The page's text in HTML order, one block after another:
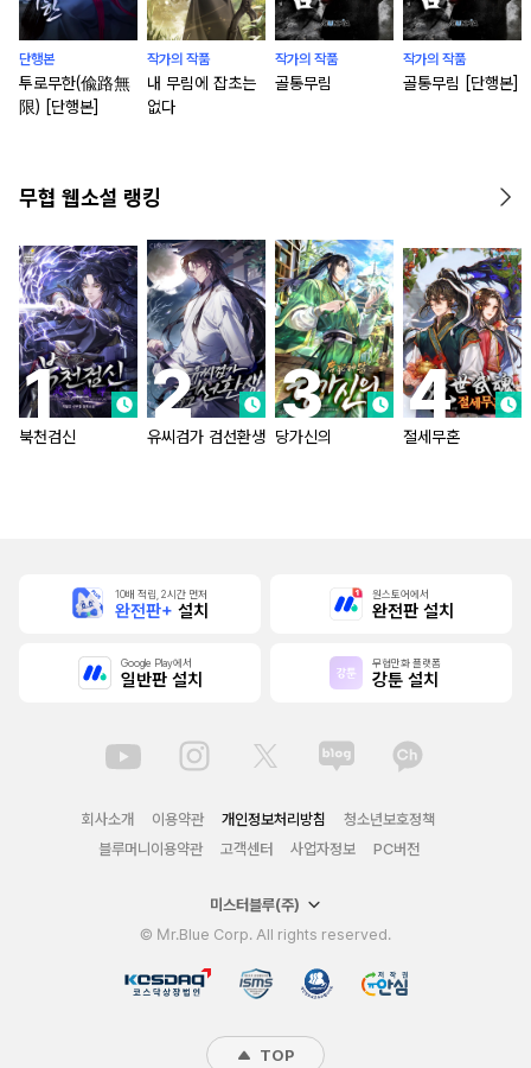
단행본
투로무한(偸路無
限) [단행본]
작가의 작품
내 무림에 잡초는
없다
작가의 작품
골통무림
작가의 작품
골통무림 [단행본]
무협 웹소설 랭킹
북천검신 유씨검가 검선환생 당가신의 절세무혼
10배 적립, 2시간 먼저
완전판+ 설치
원스토어에서
완전판 설치
Google Play에서
일반판 설치
무협만화 플랫폼
강툰 설치
회사소개 이용약관 개인정보처리방침
청소년보호정책
블루머니이용약관
고객센터 사업자정보 PC버전
미스터블루(주)
© Mr.Blue Corp. All rights reserved.
TOP